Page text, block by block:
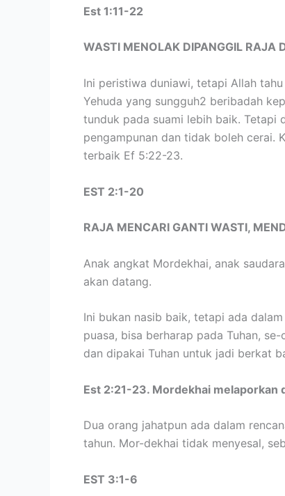
Est 1:11-22
WASTI MENOLAK DIPANGGIL RAJA
Ini peristiwa duniawi, tetapi Allah
Yehuda yang sungguh2 beribadah
tunduk pada suami lebih baik. Tetapi
pengampunan dan tidak boleh cerai.
terbaik Ef 5:22-23.
EST 2:1-20
RAJA MENCARI GANTI WASTI,
Anak angkat Mordekhai, anak
akan datang.
Ini bukan nasib baik, tetapi ada
puasa, bisa berharap pada Tuhan,
dan dipakai Tuhan untuk jadi berkat
Est 2:21-23. Mordekhai melaporkan
Dua orang jahatpun ada dalam
tahun. Mor-dekhai tidak menyesal,
EST 3:1-6